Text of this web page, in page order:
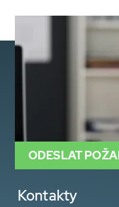
Kontakty
ODESLAT